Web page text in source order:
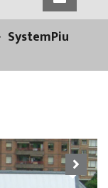
SystemPiu
Next